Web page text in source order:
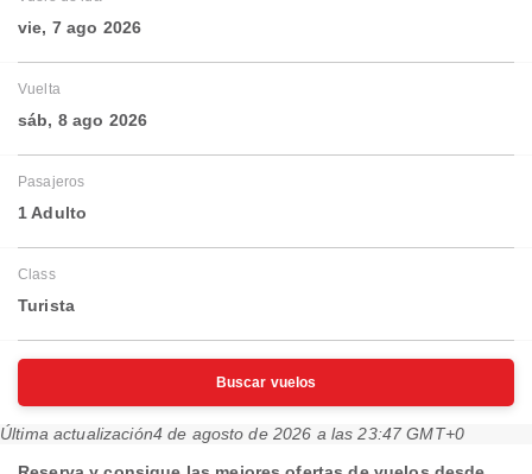
vie, 7 ago 2026
Vuelta
sáb, 8 ago 2026
Pasajeros
1 Adulto
Class
Turista
Buscar vuelos
Última actualización4 de agosto de 2026 a las 23:47 GMT+0